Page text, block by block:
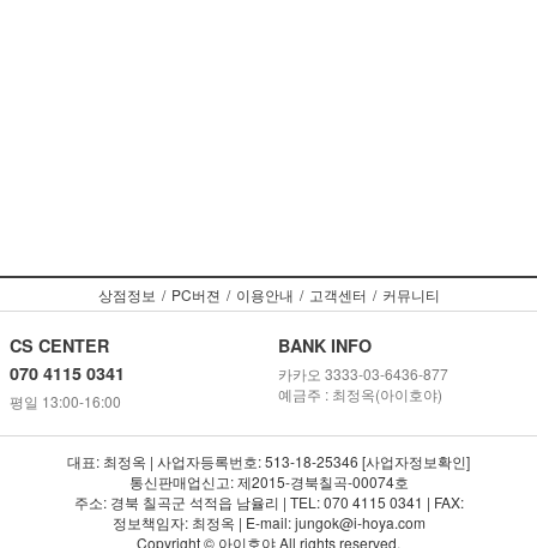
상점정보 / PC버젼 / 이용안내 / 고객센터 / 커뮤니티
CS CENTER
070 4115 0341
평일 13:00-16:00
BANK INFO
카카오 3333-03-6436-877
예금주 : 최정옥(아이호야)
대표: 최정옥 | 사업자등록번호: 513-18-25346 [사업자정보확인]
통신판매업신고: 제2015-경북칠곡-00074호
주소: 경북 칠곡군 석적읍 남율리 | TEL: 070 4115 0341 | FAX:
정보책임자: 최정옥 | E-mail: jungok@i-hoya.com
Copyright © 아이호야 All rights reserved.